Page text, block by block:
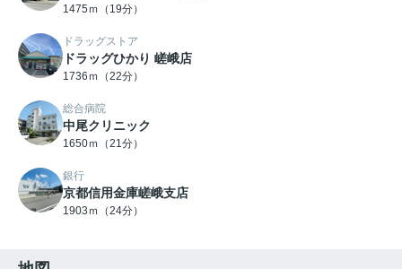
1475ｍ（19分）
ドラッグストア
ドラッグひかり 嵯峨店
1736ｍ（22分）
総合病院
中尾クリニック
1650ｍ（21分）
銀行
京都信用金庫嵯峨支店
1903ｍ（24分）